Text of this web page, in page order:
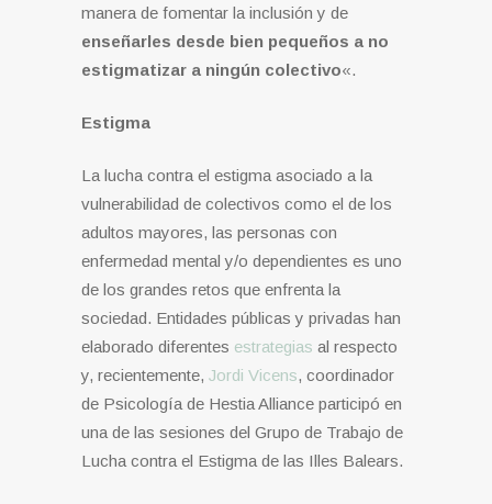
manera de fomentar la inclusión y de
enseñarles desde bien pequeños a no
estigmatizar a ningún colectivo«.
Estigma
La lucha contra el estigma asociado a la
vulnerabilidad de colectivos como el de los
adultos mayores, las personas con
enfermedad mental y/o dependientes es uno
de los grandes retos que enfrenta la
sociedad. Entidades públicas y privadas han
elaborado diferentes estrategias al respecto
y, recientemente, Jordi Vicens, coordinador
de Psicología de Hestia Alliance participó en
una de las sesiones del Grupo de Trabajo de
Lucha contra el Estigma de las Illes Balears.